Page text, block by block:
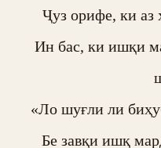
Ҷуз орифе, ки аз
Ин бас, ки ишқи
«Ло шуғли ли
Бе завқи ишқ